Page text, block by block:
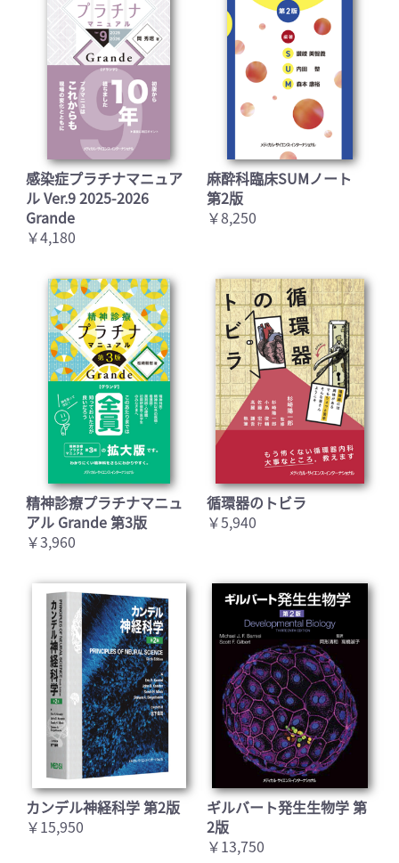
感染症プラチナマニュア
ル Ver.9 2025-2026
Grande
￥4,180
麻酔科臨床SUMノート
第2版
￥8,250
精神診療プラチナマニュ
アル Grande 第3版
￥3,960
循環器のトビラ
￥5,940
カンデル神経科学 第2版
￥15,950
ギルバート発生生物学 第
2版
￥13,750